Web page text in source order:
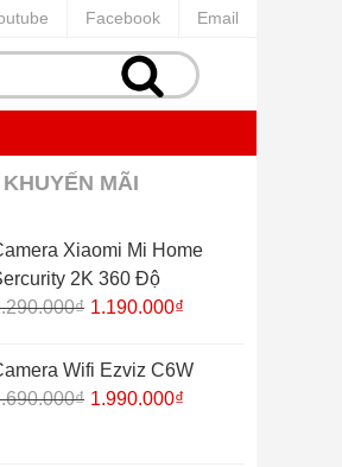
Facebook Email
MÃI
Xiaomi Mi Home
2K 360 Độ
₫ Giá
là:
1.290.000₫.
1.190.000₫
tại
Wifi Ezviz C6W
₫ Giá
1.990.000₫